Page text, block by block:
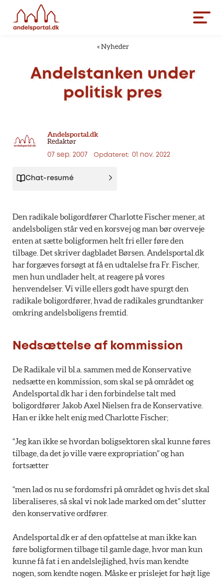
« Nyheder
Andelstanken under
politisk pres
Andelsportal.dk
Redaktør
07 sep. 2007 Opdateret: 01 nov. 2022
Chat-resumé
Den radikale boligordfører Charlotte Fischer mener, at
andelsboligen står ved en korsvej og man bør overveje
enten at sætte boligformen helt fri eller føre den
tilbage. Det skriver dagbladet Børsen. Andelsportal.dk
har forgæves forsøgt at få en udtalelse fra Fr. Fischer,
men hun undlader helt, at reagere på vores
henvendelser. Vi ville ellers godt have spurgt den
radikale boligordfører, hvad de radikales grundtanker
omkring andelsboligens fremtid.
Nedsættelse af kommission
De Radikale vil bl.a. sammen med de Konservative
nedsætte en kommission, som skal se på området og
Andelsportal.dk har i den forbindelse talt med
boligordfører Jakob Axel Nielsen fra de Konservative.
Han er ikke helt enig med Charlotte Fischer;
“Jeg kan ikke se hvordan boligsektoren skal kunne føres
tilbage, da det jo ville være expropriation” og han
fortsætter
“men lad os nu se fordomsfri på området og hvis det skal
liberaliseres, så skal vi nok lade marked om det” slutter
den konservative ordfører.
Andelsportal.dk er af den opfattelse at man ikke kan
føre boligformen tilbage til gamle dage, hvor man kun
kunne få fat i en andelslejlighed, hvis man kendte
nogen, som kendte nogen. Måske er prislejet for højt lige